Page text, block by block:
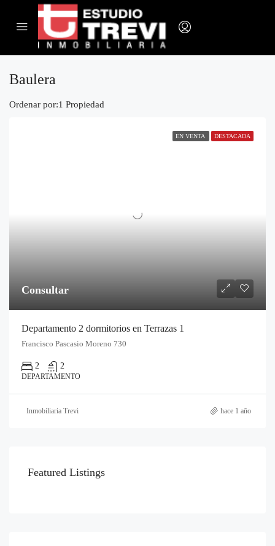
Baulera
1 Propiedad
Ordenar por:
EN VENTA DESTACADA
Consultar
Departamento 2 dormitorios en Terrazas 1
Francisco Pascasio Moreno 730
2 2
DEPARTAMENTO
Inmobiliaria Trevi hace 1 año
Featured Listings